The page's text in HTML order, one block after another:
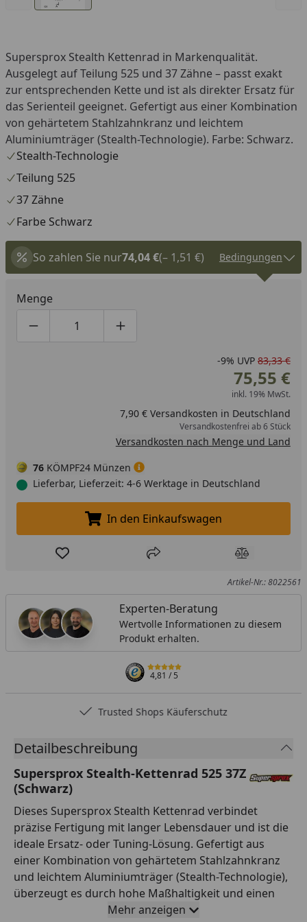
Supersprox Stealth Kettenrad in Markenqualität.
Ausgelegt auf Teilung 525 und 37 Zähne – passt exakt
zur entsprechenden Kette und ist als direkter Ersatz für
das Serienteil geeignet. Gefertigt aus einer Kombination
von gehärtetem Stahlzahnkranz und leichtem
Aluminiumträger (Stealth-Technologie). Farbe: Schwarz.
Stealth-Technologie
Teilung 525
37 Zähne
Farbe Schwarz
So zahlen Sie nur74,04 €(– 1,51 €) Bedingungen
Menge
Produktmenge um eins verringern
Produktmenge manuell eingeben
Produktmenge um eins erhöhen
-9% UVP 83,33 €
75,55 €
inkl. 19% MwSt.
7,90 € Versandkosten in Deutschland
Versandkostenfrei ab 6 Stück
Versandkosten nach Menge und Land
76 KÖMPF24 Münzen
Lieferbar, Lieferzeit: 4-6 Werktage in Deutschland
In den Einkaufswagen legen
In den Einkaufswagen
Produkt zur Wunschliste hinzufügen
Teilen Produkt
Artikel-Nr.: 8022561
Experten-Beratung
Wertvolle Informationen zu diesem
Produkt erhalten.
4,81/ 5
Trusted Shops Käuferschutz
Detailbeschreibung
Supersprox Stealth-Kettenrad 525 37Z
(Schwarz)
Dieses Supersprox Stealth Kettenrad verbindet
präzise Fertigung mit langer Lebensdauer und ist die
ideale Ersatz- oder Tuning-Lösung. Gefertigt aus
einer Kombination von gehärtetem Stahlzahnkranz
und leichtem Aluminiumträger (Stealth-Technologie),
überzeugt es durch hohe Maßhaltigkeit und einen
ruhigen Lauf. Die Verzahnung ist auf Teilung 525 und
Mehr anzeigen